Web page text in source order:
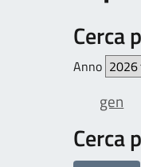
Cerca
Anno
gen
Cerca